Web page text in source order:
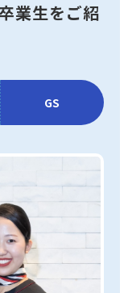
業生をご紹
GS